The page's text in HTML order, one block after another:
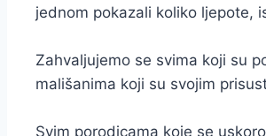
jednom pokazali koliko ljepote,
Zahvaljujemo se svima koji su
mališanima koji su svojim
Svim porodicama koje se